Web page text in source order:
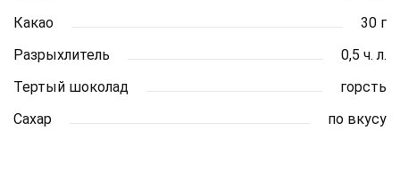
Какао
30 г
Разрыхлитель
0,5 ч. л.
Тертый шоколад
горсть
Сахар
по вкусу